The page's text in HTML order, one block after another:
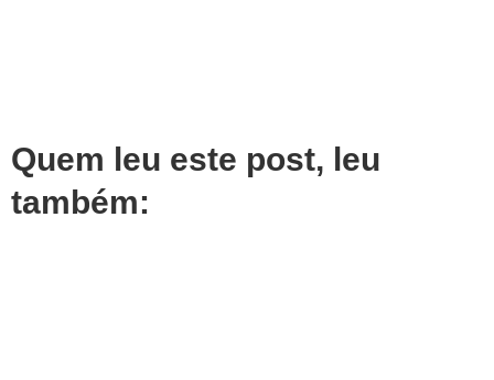
Quem leu este post, leu
também: